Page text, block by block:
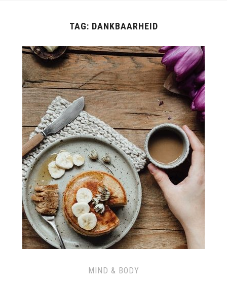
TAG: DANKBAARHEID
MIND & BODY